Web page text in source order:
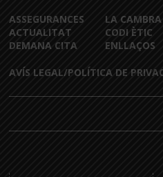
ASSEGURANCES
ACTUALITAT
DEMANA CITA
LA CAMBRA
CODI ÈTIC
ENLLAÇOS
AVÍS LEGAL/POLÍTICA DE